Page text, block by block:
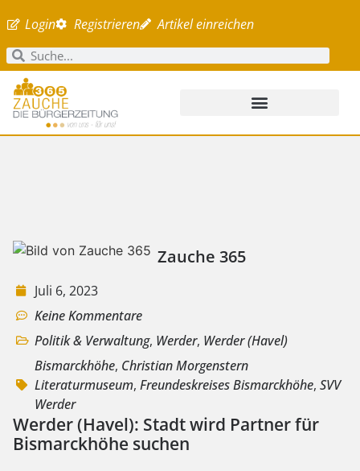
Login Registrieren Artikel einreichen
Zauche 365
Juli 6, 2023
Keine Kommentare
Politik & Verwaltung, Werder, Werder (Havel)
Bismarckhöhe, Christian Morgenstern
Literaturmuseum, Freundeskreises Bismarckhöhe, SVV
Werder
Werder (Havel): Stadt wird Partner für
Bismarckhöhe suchen